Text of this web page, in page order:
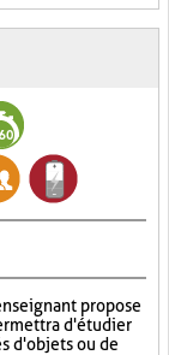
propose
d'étudier
d'objets ou de